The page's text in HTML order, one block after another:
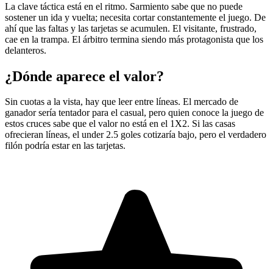
La clave táctica está en el ritmo. Sarmiento sabe que no puede
sostener un ida y vuelta; necesita cortar constantemente el juego. De
ahí que las faltas y las tarjetas se acumulen. El visitante, frustrado,
cae en la trampa. El árbitro termina siendo más protagonista que los
delanteros.
¿Dónde aparece el valor?
Sin cuotas a la vista, hay que leer entre líneas. El mercado de
ganador sería tentador para el casual, pero quien conoce la juego de
estos cruces sabe que el valor no está en el 1X2. Si las casas
ofrecieran líneas, el under 2.5 goles cotizaría bajo, pero el verdadero
filón podría estar en las tarjetas.